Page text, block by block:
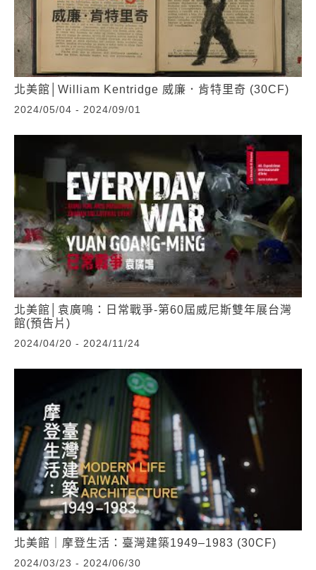
北美館│William Kentridge 威廉．肯特里奇 (30CF)
2024/05/04 - 2024/09/01
北美館│袁廣鳴：日常戰爭-第60屆威尼斯雙年展台灣
館(預告片)
2024/04/20 - 2024/11/24
北美館｜摩登生活：臺灣建築1949–1983 (30CF)
2024/03/23 - 2024/06/30